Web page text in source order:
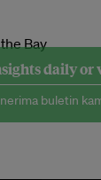
daily or
buletin